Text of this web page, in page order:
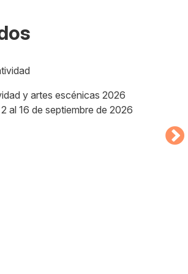
y artes escénicas 2026
al 16 de septiembre de 2026